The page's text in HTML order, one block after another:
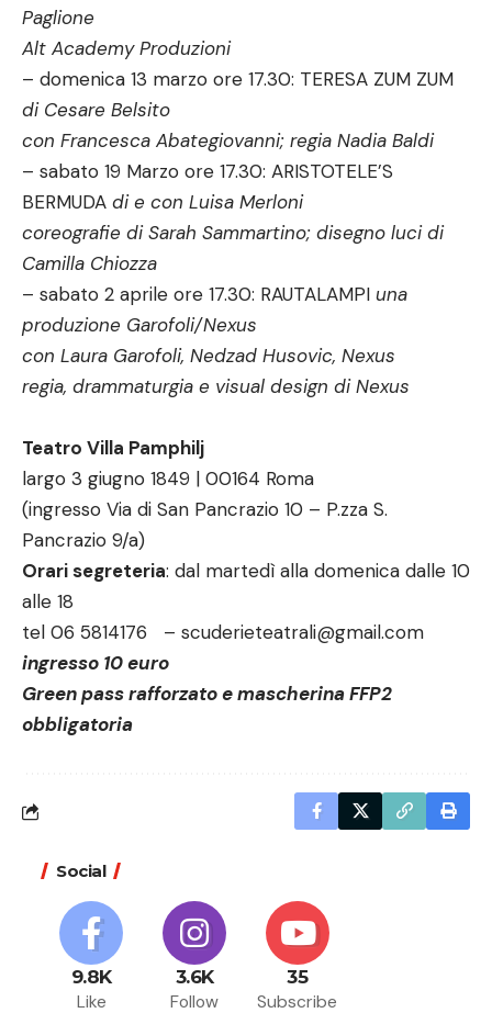
Paglione
Alt Academy Produzioni
– domenica 13 marzo ore 17.30: TERESA ZUM ZUM
di Cesare Belsito
con Francesca Abategiovanni; regia Nadia Baldi
– sabato 19 Marzo ore 17.30: ARISTOTELE’S
BERMUDA di e con Luisa Merloni
coreografie di Sarah Sammartino; disegno luci di
Camilla Chiozza
– sabato 2 aprile ore 17.30: RAUTALAMPI una
produzione Garofoli/Nexus
con Laura Garofoli, Nedzad Husovic, Nexus
regia, drammaturgia e visual design di Nexus
Teatro Villa Pamphilj
largo 3 giugno 1849 | 00164 Roma
(ingresso Via di San Pancrazio 10 – P.zza S.
Pancrazio 9/a)
Orari segreteria: dal martedì alla domenica dalle 10
alle 18
tel 06 5814176 – scuderieteatrali@gmail.com
ingresso 10 euro
Green pass rafforzato e mascherina FFP2
obbligatoria
Social
9.8K
Like
3.6K
Follow
35
Subscribe